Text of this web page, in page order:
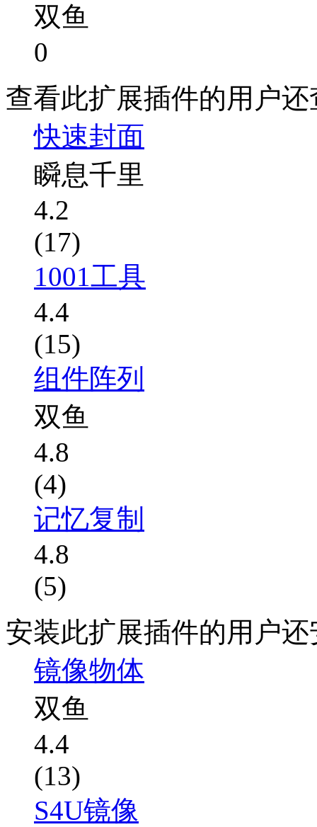
双鱼
0
查看此扩展插件的用户
快速封面
瞬息千里
4.2
(17)
1001工具
4.4
(15)
组件阵列
双鱼
4.8
(4)
记忆复制
4.8
(5)
安装此扩展插件的用户
镜像物体
双鱼
4.4
(13)
S4U镜像